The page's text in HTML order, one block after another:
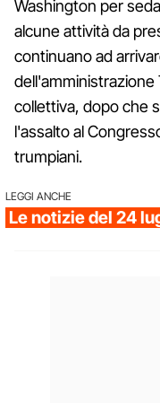
Washington per
alcune attività da
continuano ad
collettiva, dopo che
l'assalto al
trumpiani.
LEGGI ANCHE
Le notizie del 24